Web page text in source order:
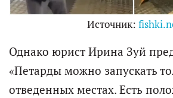
Источник:
Однако юрист Ирина Зуй
«Петарды можно запускать
отведенных местах. Есть